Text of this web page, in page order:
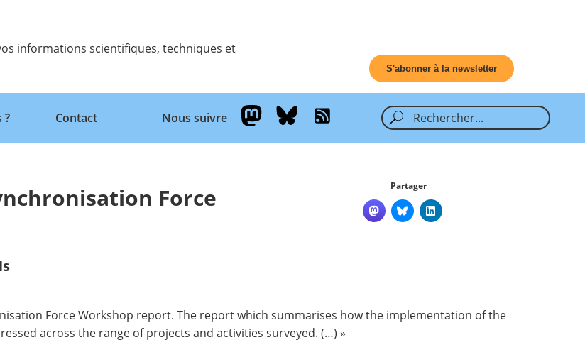
informations scientifiques, techniques et
S'abonner à la newsletter
? Contact Nous suivre
Force
Partager
Force Workshop report. The report which summarises how the implementation of the
across the range of projects and activities surveyed. (…) »